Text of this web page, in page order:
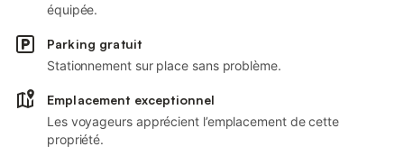
équipée.
Parking gratuit
Stationnement sur place sans problème.
Emplacement exceptionnel
Les voyageurs apprécient l’emplacement de cette
propriété.